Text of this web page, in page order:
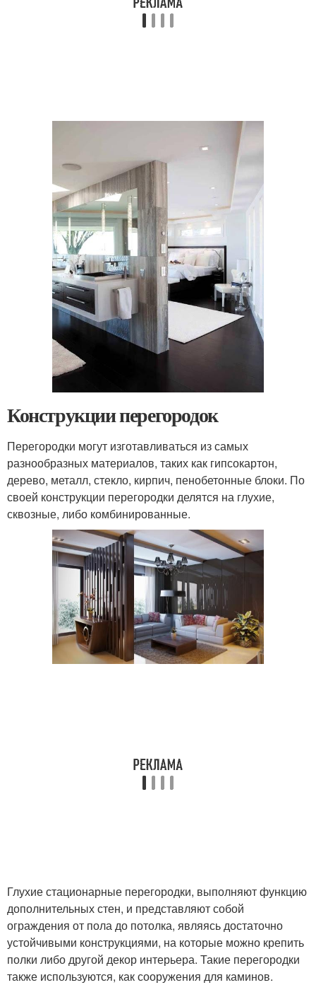
Конструкции перегородок
Перегородки могут изготавливаться из самых
разнообразных материалов, таких как гипсокартон,
дерево, металл, стекло, кирпич, пенобетонные блоки. По
своей конструкции перегородки делятся на глухие,
сквозные, либо комбинированные.
Глухие стационарные перегородки, выполняют функцию
дополнительных стен, и представляют собой
ограждения от пола до потолка, являясь достаточно
устойчивыми конструкциями, на которые можно крепить
полки либо другой декор интерьера. Такие перегородки
также используются, как сооружения для каминов.